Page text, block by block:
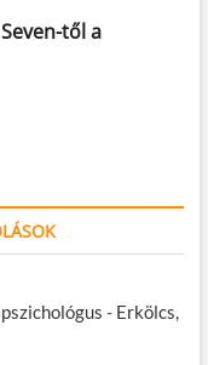
től a
- Erkölcs,